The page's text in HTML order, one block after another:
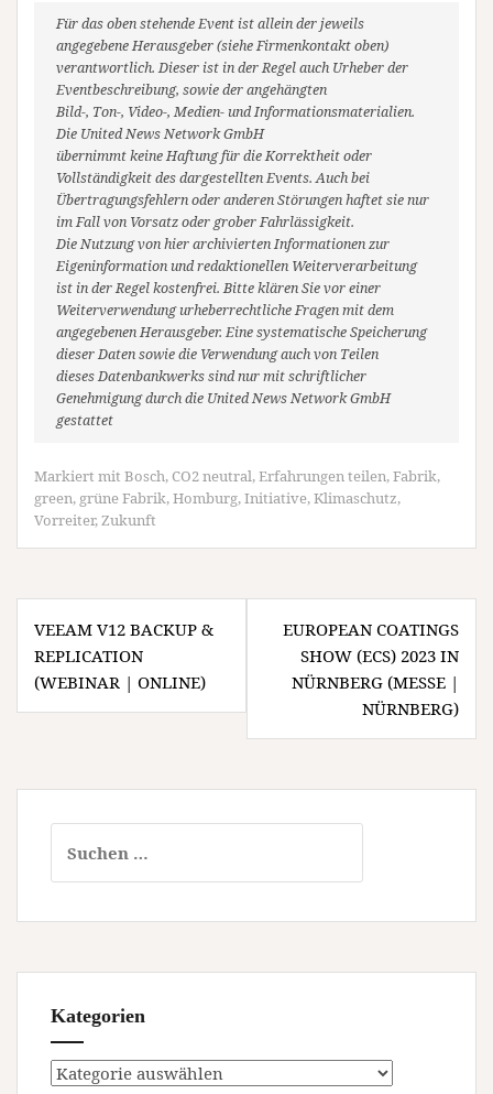
Für das oben stehende Event ist allein der jeweils
angegebene Herausgeber (siehe Firmenkontakt oben)
verantwortlich. Dieser ist in der Regel auch Urheber der
Eventbeschreibung, sowie der angehängten
Bild-, Ton-, Video-, Medien- und Informationsmaterialien.
Die United News Network GmbH
übernimmt keine Haftung für die Korrektheit oder
Vollständigkeit des dargestellten Events. Auch bei
Übertragungsfehlern oder anderen Störungen haftet sie nur
im Fall von Vorsatz oder grober Fahrlässigkeit.
Die Nutzung von hier archivierten Informationen zur
Eigeninformation und redaktionellen Weiterverarbeitung
ist in der Regel kostenfrei. Bitte klären Sie vor einer
Weiterverwendung urheberrechtliche Fragen mit dem
angegebenen Herausgeber. Eine systematische Speicherung
dieser Daten sowie die Verwendung auch von Teilen
dieses Datenbankwerks sind nur mit schriftlicher
Genehmigung durch die United News Network GmbH
gestattet
Markiert mit Bosch,CO2 neutral,Erfahrungen teilen,Fabrik,
green, grüne Fabrik,Homburg,Initiative,Klimaschutz,
Vorreiter,Zukunft
Beitragsnavigation
VEEAM V12 BACKUP &
REPLICATION
(WEBINAR | ONLINE)
EUROPEAN COATINGS
SHOW (ECS) 2023 IN
NÜRNBERG (MESSE |
NÜRNBERG)
nach:
Kategorien
Kategorien